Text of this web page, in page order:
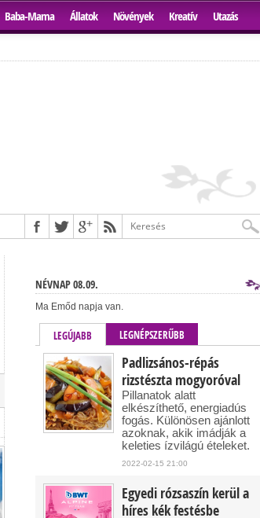
Baba-Mama Állatok Növények Kreatív Utazás
NÉVNAP 08.09.
Ma Emőd napja van.
LEGÚJABB LEGNÉPSZERŰBB
Padlizsános-répás
rizstészta mogyoróval
Pillanatok alatt
elkészíthető, energiadús
fogás. Különösen ajánlott
azoknak, akik imádják a
keleties ízvilágú ételeket.
2022-02-15 21:00
Egyedi rózsaszín kerül a
híres kék festésbe